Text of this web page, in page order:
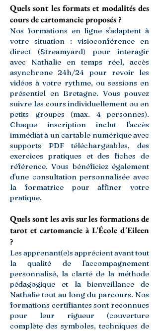
Quels sont les formats et modalités des
cours de cartomancie proposés ?
Nos formations en ligne s'adaptent à
votre situation : visioconférence en
direct (Streamyard) pour interagir
avec Nathalie en temps réel, accès
asynchrone 24h/24 pour revoir les
vidéos à votre rythme, ou sessions en
présentiel en Bretagne. Vous pouvez
suivre les cours individuellement ou en
petits groupes (max. 4 personnes).
Chaque inscription inclut l'accès
immédiat à un cartable numérique avec
supports PDF téléchargeables, des
exercices pratiques et des fiches de
référence. Vous bénéficiez également
d'une consultation personnalisée avec
la formatrice pour affiner votre
pratique.
Quels sont les avis sur les formations de
tarot et cartomancie à L'École d'Eileen
?
Les apprenant(e)s apprécient avant tout
la qualité de l'accompagnement
personnalisé, la clarté de la méthode
pédagogique et la bienveillance de
Nathalie tout au long du parcours. Nos
formations certifiantes sont reconnues
pour leur rigueur (couverture
complète des symboles, techniques de